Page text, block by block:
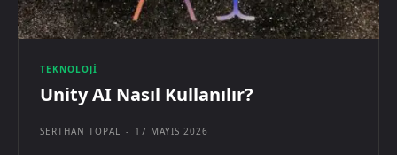
TEKNOLOJI
Unity AI Nasıl Kullanılır?
SERTHAN TOPAL - 17 MAYIS 2026